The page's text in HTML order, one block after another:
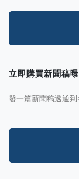
立即購買新聞稿
發一篇新聞稿透通